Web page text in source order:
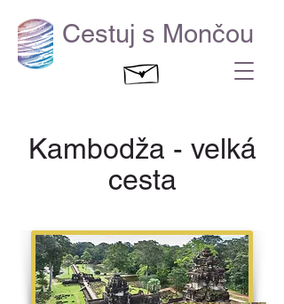
Cestuj s Mončou
Kambodža - velká
cesta